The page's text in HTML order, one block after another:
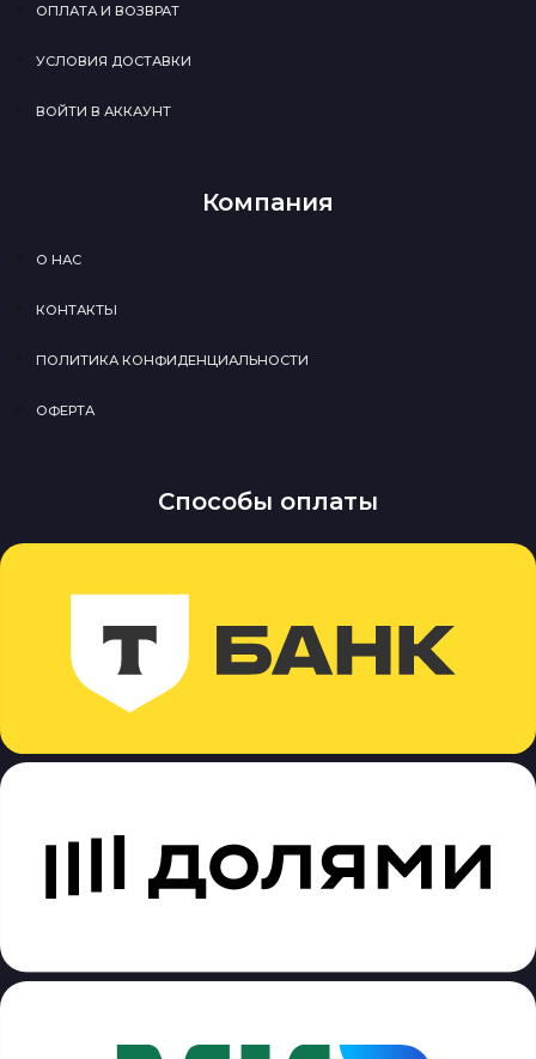
ОПЛАТА И ВОЗВРАТ
УСЛОВИЯ ДОСТАВКИ
ВОЙТИ В АККАУНТ
Компания
О НАС
КОНТАКТЫ
ПОЛИТИКА КОНФИДЕНЦИАЛЬНОСТИ
ОФЕРТА
Способы оплаты